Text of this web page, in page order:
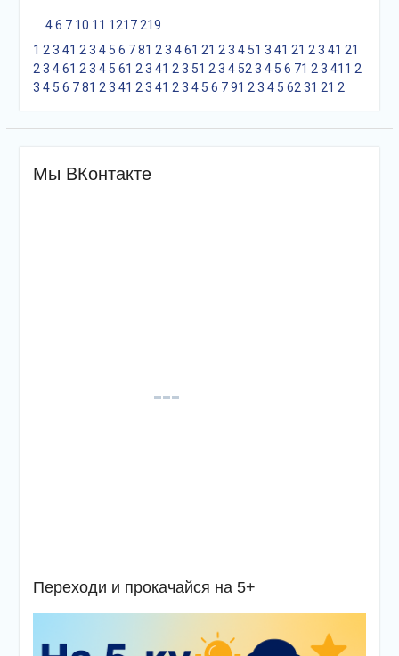
4 6 7 10 11 1217 219
1 2 3 41 2 3 4 5 6 7 81 2 3 4 61 21 2 3 4 51 3 41 21 2 3 41 21
2 3 4 61 2 3 4 5 61 2 3 41 2 3 51 2 3 4 52 3 4 5 6 71 2 3 41 1 2
3 4 5 6 7 81 2 3 41 2 3 41 2 3 4 5 6 7 91 2 3 4 5 62 31 21 2
Мы ВКонтакте
Переходи и прокачайся на 5+